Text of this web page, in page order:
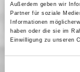
Außerdem geben wir
Partner für soziale
Informationen
haben oder die sie im
Einwilligung zu unseren
Sicherheitscode